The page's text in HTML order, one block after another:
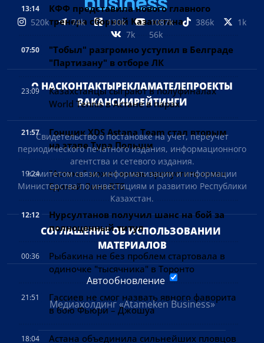
13:14
КФФ представила нового главного
тренера сборной Казахстана
07:50
"Тобыл" разгромно уступил в Белграде
"Партизану" в отборе ЛК
23:09
Казахстанцы сыграют в полуфиналах
World Tennis в Астане в парах
21:57
Гонщик XDS Astana Team стал вторым
на этапе Тура Польши
19:24
"Астана" может вновь пропустить сезон
Единой Лиги ВТБ
12:12
Нурсултанов получил шанс на бой за
полноценный титул
00:36
Рыбакина не без проблем стартовала в
одиночке "тысячника" в Торонто
21:51
Гассиев не смог назвать явного фаворита
в бою Фьюри – Джошуа
18:04 Астана объединила сильнейших пловцов
520k 74k 130k 1087k 386k
1k
7k
56k
О НАСКОНТАКТЫРЕКЛАМАТЕЛЕПРОЕКТЫ
ВАКАНСИИРЕЙТИНГИ
Свидетельство о постановке на учет, переучет
периодического печатного издания, информационного
агентства и сетевого издания.
Комитетом связи, информатизации и информации
Министерства по инвестициям и развитию Республики
Казахстан.
СОГЛАШЕНИЕ ОБ ИСПОЛЬЗОВАНИИ
МАТЕРИАЛОВ
Автообновление
Медиахолдинг «Atameken Business»